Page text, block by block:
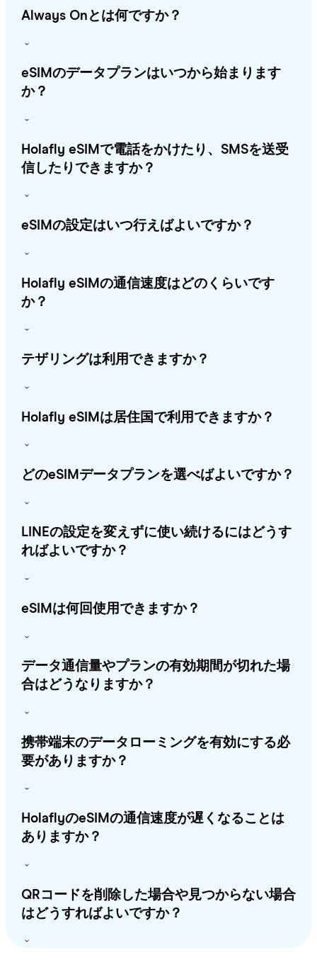
Always Onとは何ですか？
eSIMのデータプランはいつから始まります
か？
Holafly eSIMで電話をかけたり、SMSを送受
信したりできますか？
eSIMの設定はいつ行えばよいですか？
Holafly eSIMの通信速度はどのくらいです
か？
テザリングは利用できますか？
Holafly eSIMは居住国で利用できますか？
どのeSIMデータプランを選べばよいですか？
LINEの設定を変えずに使い続けるにはどうす
ればよいですか？
eSIMは何回使用できますか？
データ通信量やプランの有効期間が切れた場
合はどうなりますか？
携帯端末のデータローミングを有効にする必
要がありますか？
HolaflyのeSIMの通信速度が遅くなることは
ありますか？
QRコードを削除した場合や見つからない場合
はどうすればよいですか？